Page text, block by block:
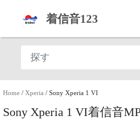
着信音123
Home / Xperia / Sony Xperia 1 VI
Sony Xperia 1 VI着信音